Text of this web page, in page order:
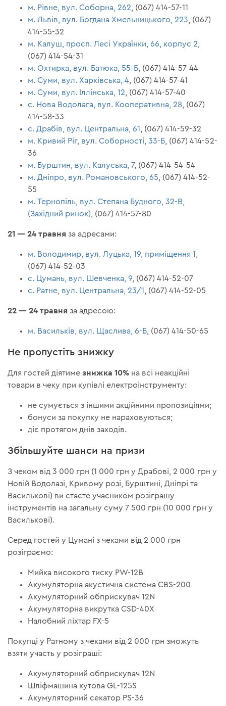
м. Рівне, вул. Соборна, 262 , (067) 414-57-11
м. Львів, вул. Богдана Хмельницького, 223 , (067)
414-55-32
м. Калуш, просп. Лесі Українки, 66, корпус 2
(067) 414-54-31
м. Охтирка, вул. Батюка, 55-Б , (067) 414-57-44
м. Суми, вул. Харківська, 4 , (067) 414-57-41
м. Суми, вул. Іллінська, 12 , (067) 414-57-40
с. Нова Водолага, вул. Кооперативна, 28 , (067)
414-58-33
с. Драбів, вул. Центральна, 61
, (067) 414-59-32
м. Кривий Ріг, вул. Соборності, 33-Б , (067) 414-52-
36
м. Бурштин, вул. Калуська, 7, (067) 414-54-54
м. Дніпро, вул. Романовського, 65 , (067) 414-52-
55
м. Тернопіль, вул. Степана Будного, 32-В,
(Західний ринок) , (067) 414-57-80
21 — 24 травня за адресами:
м. Володимир, вул. Луцька, 19, приміщення 1
(067) 414-52-03
c. Цумань, вул. Шевченка, 9 , (067) 414-52-07
с. Ратне, вул. Центральна, 23/1
, (067) 414-52-05
22 — 24 травня за адресою:
м. Васильків, вул. Щаслива, 6-Б , (067) 414-50-65
Не пропустіть знижку
Для гостей діятимезнижка 10% на всі неакційні
товари в чеку при купівлі електроінструменту:
не сумується з іншими акційними пропозиціями;
бонуси за покупку не нараховуються;
діє протягом днів заходів.
Збільшуйте шанси на призи
З чеком від 3 000 грн (1 000 грн у Драбові, 2 000 грн у
Новій Водолазі, Кривому розі, Бурштині, Дніпрі та
Василькові) ви стаєте учасником розіграшу
інструментів на загальну суму 7 500 грн (10 000 грн у
Василькові).
Серед гостей у Цумані з чеками від 2 000 грн
розіграємо:
Мийка високого тиску PW-12B
Акумуляторна акустична система CBS-200
Акумуляторний обприскувач 12N
Акумуляторна викрутка CSD-40X
Налобний ліхтар FX-5
Покупці у Ратному з чеками від 2 000 грн зможуть
взяти участь у розіграші:
Акумуляторний обприскувач 12N
Шліфмашина кутова GL-125S
Акумуляторний секатор PS-36